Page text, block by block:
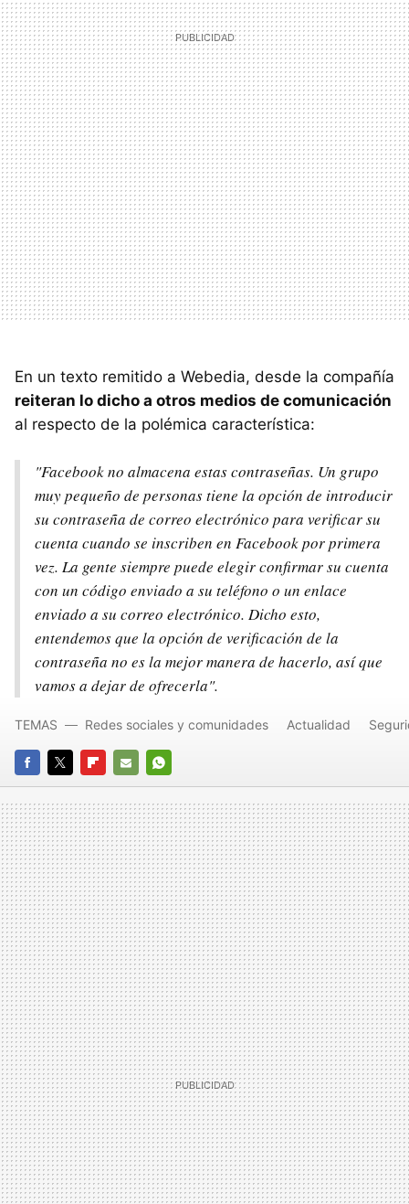
En un texto remitido a Webedia, desde la compañía
reiteran lo dicho a otros medios de comunicación
al respecto de la polémica característica:
"Facebook no almacena estas contraseñas. Un grupo
muy pequeño de personas tiene la opción de introducir
su contraseña de correo electrónico para verificar su
cuenta cuando se inscriben en Facebook por primera
vez. La gente siempre puede elegir confirmar su cuenta
con un código enviado a su teléfono o un enlace
enviado a su correo electrónico. Dicho esto,
entendemos que la opción de verificación de la
contraseña no es la mejor manera de hacerlo, así que
vamos a dejar de ofrecerla".
FACEBOOK
TWITTERFLIPBOARD
E-
MAIL
WHATSAPP
TEMAS Redes sociales y comunidades Actualidad